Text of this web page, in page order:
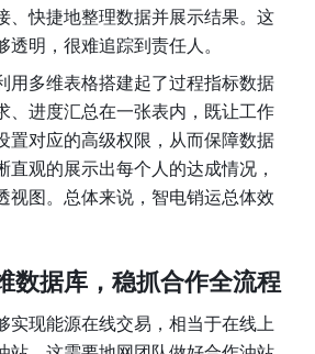
、快捷地整理数据并展示结果。这
明，很难追踪到责任人。
用多维表格搭建起了过程指标数据
、进度汇总在一张表内，既让工作
置对应的高级权限，从而保障数据
直观的展示出每个人的达成情况，
视图。总体来说，智电销运总体效
数据库，稳抓合作全流程
实现能源在线交易，相当于在线上